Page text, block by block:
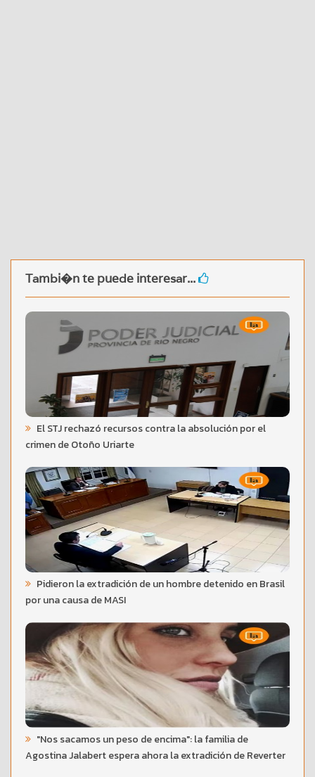
Tambi�n te puede interesar...
El STJ rechazó recursos contra la absolución por el
crimen de Otoño Uriarte
Pidieron la extradición de un hombre detenido en Brasil
por una causa de MASI
"Nos sacamos un peso de encima": la familia de
Agostina Jalabert espera ahora la extradición de Reverter